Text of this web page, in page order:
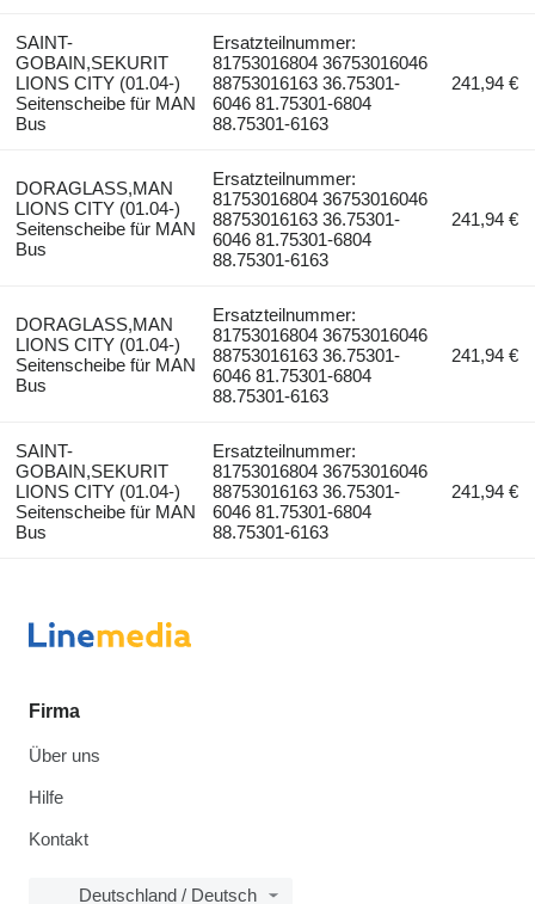
SAINT-
GOBAIN,SEKURIT
LIONS CITY (01.04-)
Seitenscheibe für MAN
Bus
Ersatzteilnummer:
81753016804 36753016046
88753016163 36.75301-
6046 81.75301-6804
88.75301-6163
241,94 €
DORAGLASS,MAN
LIONS CITY (01.04-)
Seitenscheibe für MAN
Bus
Ersatzteilnummer:
81753016804 36753016046
88753016163 36.75301-
6046 81.75301-6804
88.75301-6163
241,94 €
DORAGLASS,MAN
LIONS CITY (01.04-)
Seitenscheibe für MAN
Bus
Ersatzteilnummer:
81753016804 36753016046
88753016163 36.75301-
6046 81.75301-6804
88.75301-6163
241,94 €
SAINT-
GOBAIN,SEKURIT
LIONS CITY (01.04-)
Seitenscheibe für MAN
Bus
Ersatzteilnummer:
81753016804 36753016046
88753016163 36.75301-
6046 81.75301-6804
88.75301-6163
241,94 €
Firma
Über uns
Hilfe
Kontakt
Deutschland / Deutsch